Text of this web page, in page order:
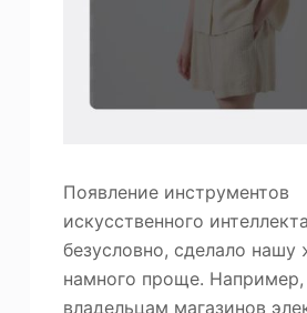
Появление инструментов
искусственного
безусловно, сделало нашу
намного проще. Например,
владельцам магазинов